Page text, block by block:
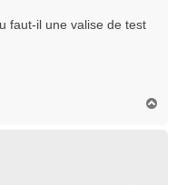
faut-il une valise de test